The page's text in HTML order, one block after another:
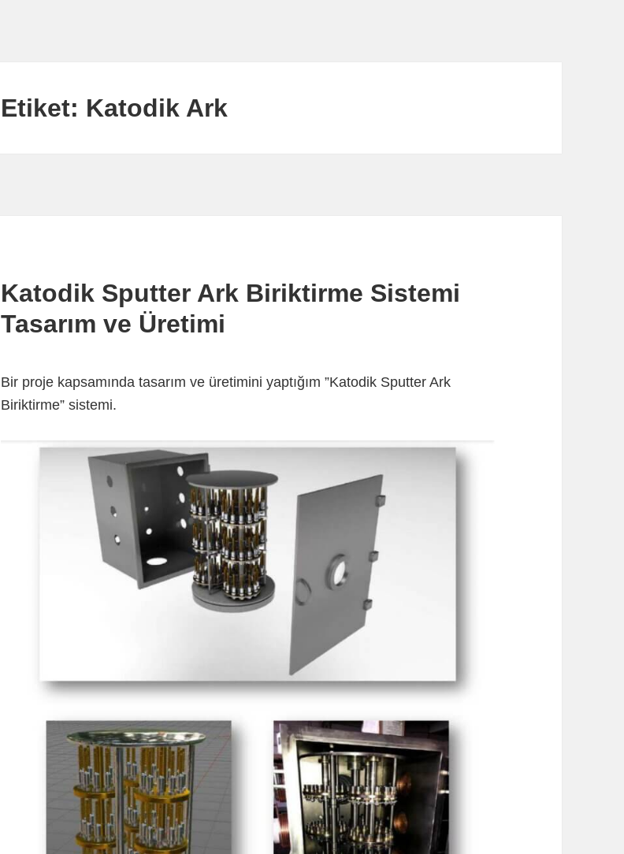
Etiket: Katodik Ark
Katodik Sputter Ark Biriktirme Sistemi
Tasarım ve Üretimi
Bir proje kapsamında tasarım ve üretimini yaptığım ”Katodik Sputter Ark
Biriktirme” sistemi.